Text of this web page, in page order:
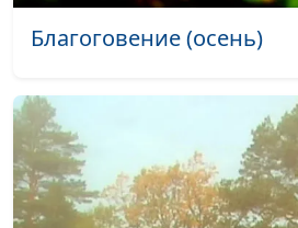
Зимний ролик (сборка) (зима)
Осенний ролик (сборка) (осень)
Осенний ролик (сборка) (осень)
Осенний ролик (сборка) (осень)
Осенний ролик (сборка) (осень)
Благоговение (осень)